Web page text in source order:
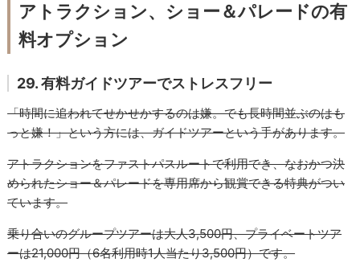
アトラクション、ショー＆パレードの有
料オプション
29. 有料ガイドツアーでストレスフリー
「時間に追われてせかせかするのは嫌。でも長時間並ぶのはも
っと嫌！」という方には、ガイドツアーという手があります。
アトラクションをファストパスルートで利用でき、なおかつ決
められたショー＆パレードを専用席から観賞できる特典がつい
ています。
乗り合いのグループツアーは大人3,500円、プライベートツア
ーは21,000円（6名利用時1人当たり3,500円）です。